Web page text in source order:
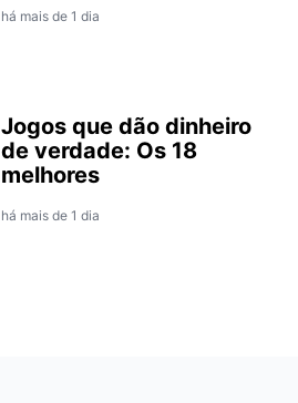
há mais de 1 dia
Jogos que dão dinheiro
de verdade: Os 18
melhores
há mais de 1 dia